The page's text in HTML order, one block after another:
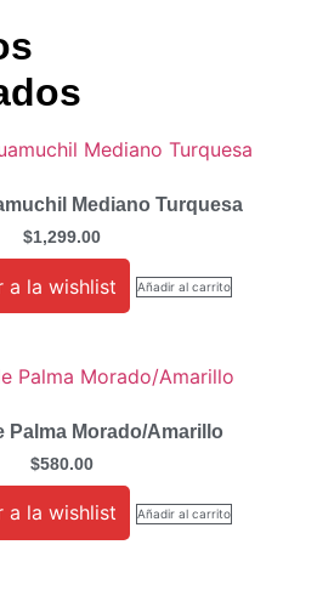
Mediano Turquesa
$1,299.00
a la wishlist Añadir al carrito
Palma Morado/Amarillo
$580.00
a la wishlist Añadir al carrito